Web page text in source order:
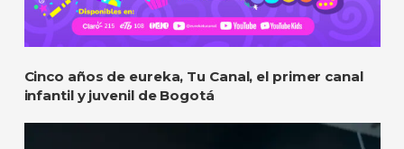
Cinco años de eureka, Tu Canal, el primer canal
infantil y juvenil de Bogotá